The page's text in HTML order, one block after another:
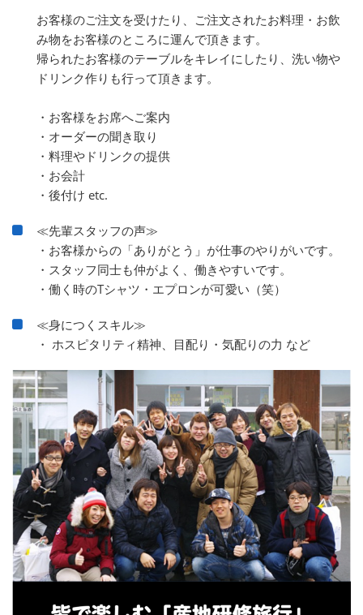
お客様のご注文を受けたり、ご注文されたお料理・お飲
み物をお客様のところに運んで頂きます。
帰られたお客様のテーブルをキレイにしたり、洗い物や
ドリンク作りも行って頂きます。
・お客様をお席へご案内
・オーダーの聞き取り
・料理やドリンクの提供
・お会計
・後付け etc.
≪先輩スタッフの声≫
・お客様からの「ありがとう」が仕事のやりがいです。
・スタッフ同士も仲がよく、働きやすいです。
・働く時のTシャツ・エプロンが可愛い（笑）
≪身につくスキル≫
・ ホスピタリティ精神、目配り・気配りの力 など